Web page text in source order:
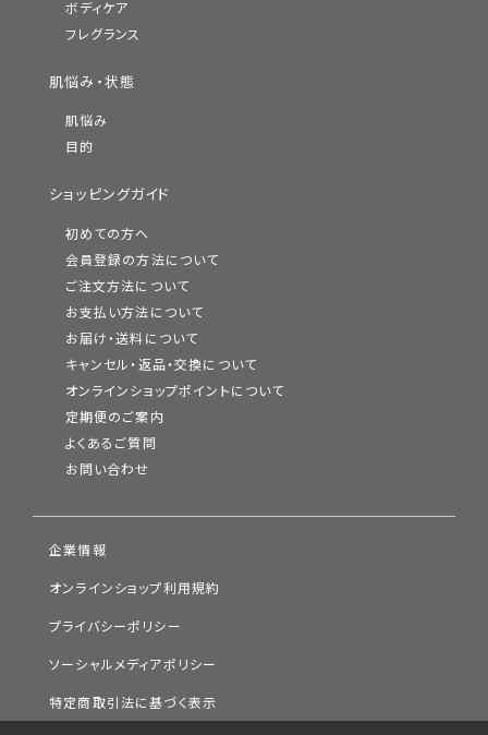
ボディケア
フレグランス
肌悩み・状態
肌悩み
目的
ショッピングガイド
初めての方へ
会員登録の方法について
ご注文方法について
お支払い方法について
お届け・送料について
キャンセル・返品・交換について
オンラインショップポイントについて
定期便のご案内
よくあるご質問
お問い合わせ
企業情報
オンラインショップ利用規約
プライバシーポリシー
ソーシャルメディアポリシー
特定商取引法に基づく表示